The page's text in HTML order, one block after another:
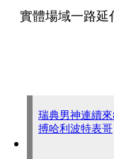
實體場域一路延
瑞典男神連續
搏哈利波特表哥